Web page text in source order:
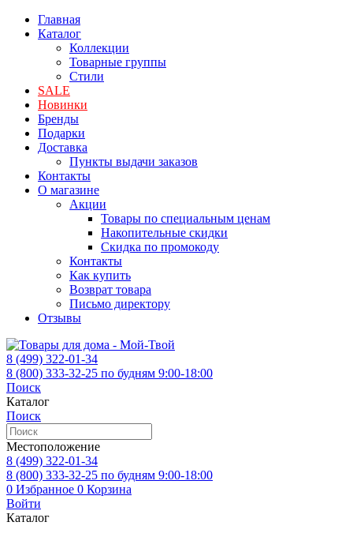
Главная
Каталог
Коллекции
Товарные группы
Стили
SALE
Новинки
Бренды
Подарки
Доставка
Пункты выдачи заказов
Контакты
О магазине
Акции
Товары по специальным ценам
Накопительные скидки
Скидка по промокоду
Контакты
Как купить
Возврат товара
Письмо директору
Отзывы
8 (499) 322-01-34
8 (800) 333-32-25 по будням 9:00-18:00
Поиск
Каталог
Поиск
Местоположение
8 (499) 322-01-34
8 (800) 333-32-25 по будням 9:00-18:00
0 Избранное 0 Корзина
Войти
Каталог